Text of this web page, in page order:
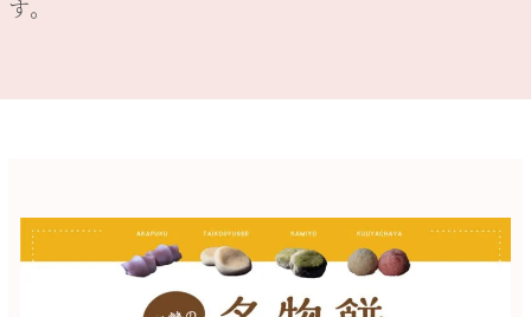
す。